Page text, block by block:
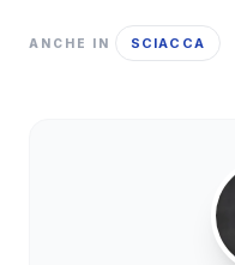
ANCHE IN SCIACCA